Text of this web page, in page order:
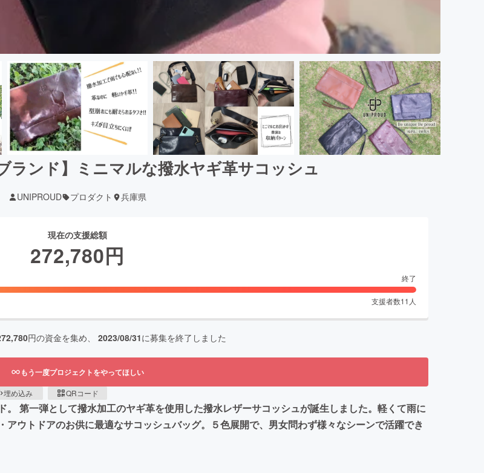
ランド】ミニマルな撥水ヤギ革サコッシュ
UNIPROUD プロダクト 兵庫県
現在の支援総額
272,780円
終了
支援者数11 人
円の資金を集め、 2023/08/31に募集を終了しました
もう一度プロジェクトをやってほしい
埋め込み QRコード
第一弾として撥水加工のヤギ革を使用した撥水レザーサコッシュが誕生しました。軽くて雨に
ウトドアのお供に最適なサコッシュバッグ。５色展開で、男女問わず様々なシーンで活躍でき